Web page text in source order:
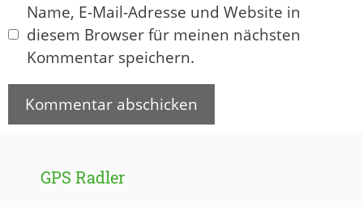
Name, E-Mail-Adresse und Website in
diesem Browser für meinen nächsten
Kommentar speichern.
GPS Radler